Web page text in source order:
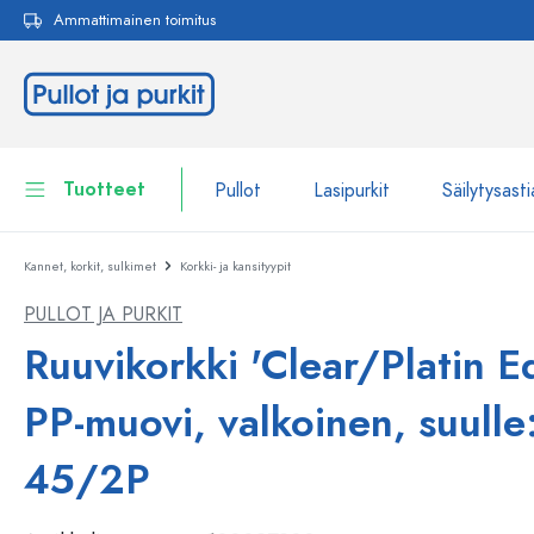
Siirry päänavigointiin
Ammattimainen toimitus
Tuotteet Pullot Lasipurkit
Pullot
Lasipurkit
Säilytysastiat
Astiat
Kosmetiikka-astiat
Pullot tuotemerkin mukaan
WECK-Lasipullot
Pullot toiminnon mukaan
Kannet, korkit, sulkimet Korkki- ja kansityypit
PULLOT JA PURKIT
Ruuvikorkki 'Clear/Platin
PP-muovi, valkoinen,
45/2P